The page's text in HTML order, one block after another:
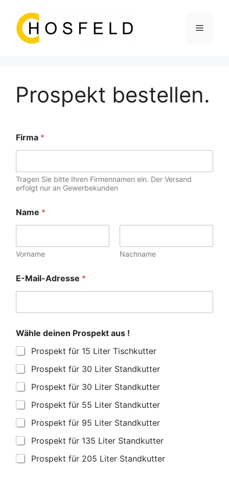
Inhalt
springen
Menü
Prospekt bestellen.
Firma *
Tragen Sie bitte Ihren Firmennamen ein. Der Versand
erfolgt nur an Gewerbekunden
Name *
Vorname Nachname
d
e
W
h
e
E-Mail-Adresse *
Wähle deinen Prospekt aus !
Prospekt für 15 Liter Tischkutter
Prospekt für 30 Liter Standkutter
Prospekt für 30 Liter Standkutter
Prospekt für 55 Liter Standkutter
Prospekt für 95 Liter Standkutter
Prospekt für 135 Liter Standkutter
Prospekt für 205 Liter Standkutter